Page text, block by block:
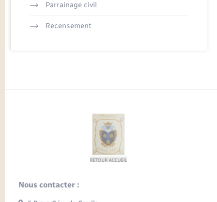
Parrainage civil
Recensement
Nous contacter :